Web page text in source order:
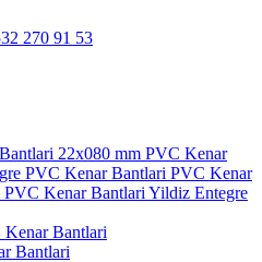
270 91 53
22x080 mm PVC Kenar
PVC Kenar Bantlari PVC Kenar
PVC Kenar Bantlari Yildiz Entegre
Kenar Bantlari
Bantlari